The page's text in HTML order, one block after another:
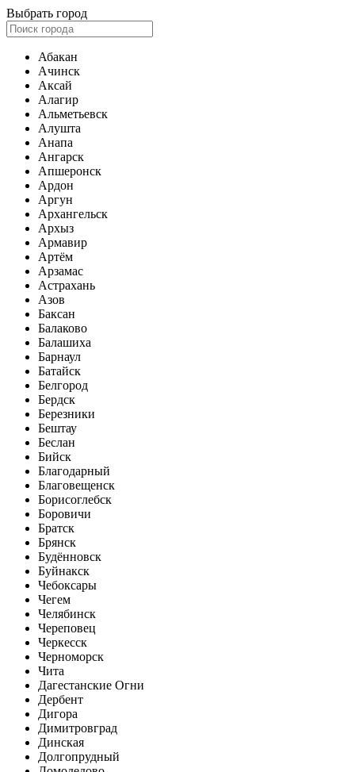
Выбрать город
Абакан
Ачинск
Аксай
Алагир
Альметьевск
Алушта
Анапа
Ангарск
Апшеронск
Ардон
Аргун
Архангельск
Архыз
Армавир
Артём
Арзамас
Астрахань
Азов
Баксан
Балаково
Балашиха
Барнаул
Батайск
Белгород
Бердск
Березники
Бештау
Беслан
Бийск
Благодарный
Благовещенск
Борисоглебск
Боровичи
Братск
Брянск
Будённовск
Буйнакск
Чебоксары
Чегем
Челябинск
Череповец
Черкесск
Черноморск
Чита
Дагестанские Огни
Дербент
Дигора
Димитровград
Динская
Долгопрудный